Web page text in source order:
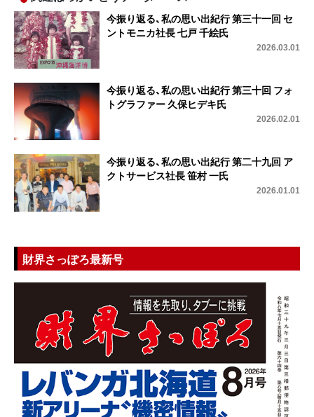
今振り返る、私の思い出紀行 第三十一回 セ
ントモニカ社長 七戸 千絵氏
2026.03.01
今振り返る、私の思い出紀行 第三十回 フォ
トグラファー 久保ヒデキ氏
2026.02.01
今振り返る、私の思い出紀行 第二十九回 ア
クトサービス社長 笹村 一氏
2026.01.01
財界さっぽろ最新号